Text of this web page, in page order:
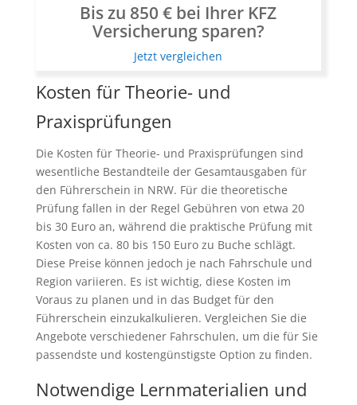
Bis zu 850 € bei Ihrer KFZ
Versicherung sparen?
Jetzt vergleichen
Kosten für Theorie- und
Praxisprüfungen
Die Kosten für Theorie- und Praxisprüfungen sind
wesentliche Bestandteile der Gesamtausgaben für
den Führerschein in NRW. Für die theoretische
Prüfung fallen in der Regel Gebühren von etwa 20
bis 30 Euro an, während die praktische Prüfung mit
Kosten von ca. 80 bis 150 Euro zu Buche schlägt.
Diese Preise können jedoch je nach Fahrschule und
Region variieren. Es ist wichtig, diese Kosten im
Voraus zu planen und in das Budget für den
Führerschein einzukalkulieren. Vergleichen Sie die
Angebote verschiedener Fahrschulen, um die für Sie
passendste und kostengünstigste Option zu finden.
Notwendige Lernmaterialien und